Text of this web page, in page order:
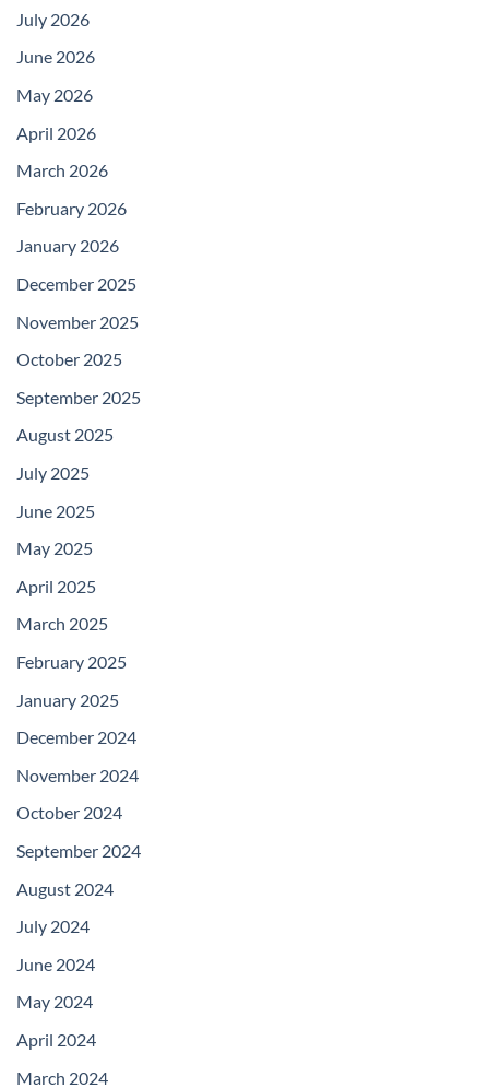
July 2026
June 2026
May 2026
April 2026
March 2026
February 2026
January 2026
December 2025
November 2025
October 2025
September 2025
August 2025
July 2025
June 2025
May 2025
April 2025
March 2025
February 2025
January 2025
December 2024
November 2024
October 2024
September 2024
August 2024
July 2024
June 2024
May 2024
April 2024
March 2024